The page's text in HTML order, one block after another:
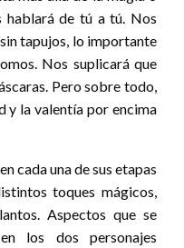
hablará de tú a tú. Nos
tapujos, lo importante
Nos suplicará que
Pero sobre todo,
y la valentía por encima
cada una de sus etapas
toques mágicos,
Aspectos que se
los dos personajes